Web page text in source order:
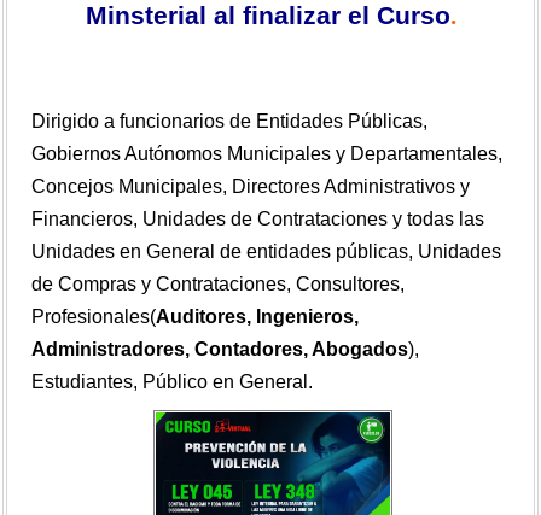
Minsterial al finalizar el Curso.
Dirigido a funcionarios de Entidades Públicas,
Gobiernos Autónomos Municipales y Departamentales,
Concejos Municipales, Directores Administrativos y
Financieros, Unidades de Contrataciones y todas las
Unidades en General de entidades públicas, Unidades
de Compras y Contrataciones, Consultores,
Profesionales(Auditores, Ingenieros,
Administradores, Contadores, Abogados),
Estudiantes, Público en General .